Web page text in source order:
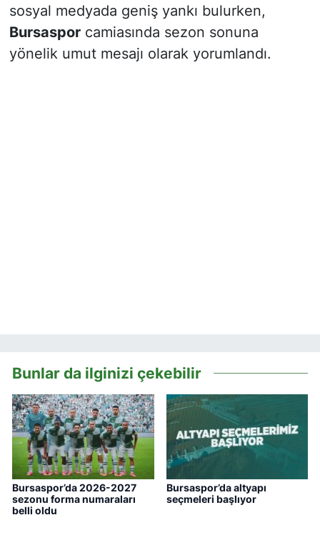
sosyal medyada geniş yankı bulurken,
Bursasporcamiasında sezon sonuna
yönelik umut mesajı olarak yorumlandı.
Bunlar da ilginizi çekebilir
Bursaspor’da 2026-2027
sezonu forma numaraları
belli oldu
Bursaspor’da altyapı
seçmeleri başlıyor